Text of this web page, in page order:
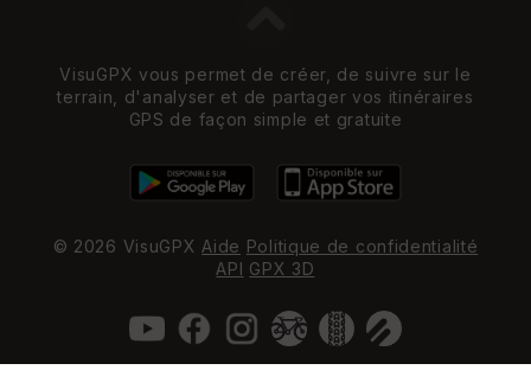
VisuGPX vous permet de créer, de suivre sur le
terrain, d'analyser et de partager vos itinéraires
GPS de façon simple et gratuite
© 2026 VisuGPX Aide Politique de confidentialité
API GPX 3D